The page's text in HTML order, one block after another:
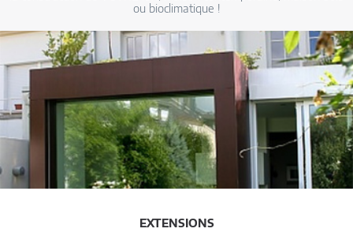
ou bioclimatique !
EXTENSIONS